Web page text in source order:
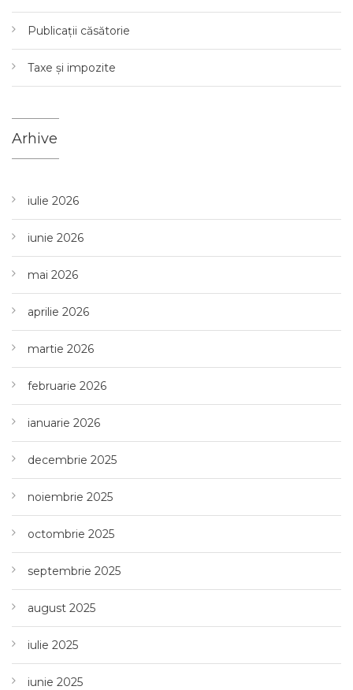
Publicații căsătorie
Taxe și impozite
Arhive
iulie 2026
iunie 2026
mai 2026
aprilie 2026
martie 2026
februarie 2026
ianuarie 2026
decembrie 2025
noiembrie 2025
octombrie 2025
septembrie 2025
august 2025
iulie 2025
iunie 2025